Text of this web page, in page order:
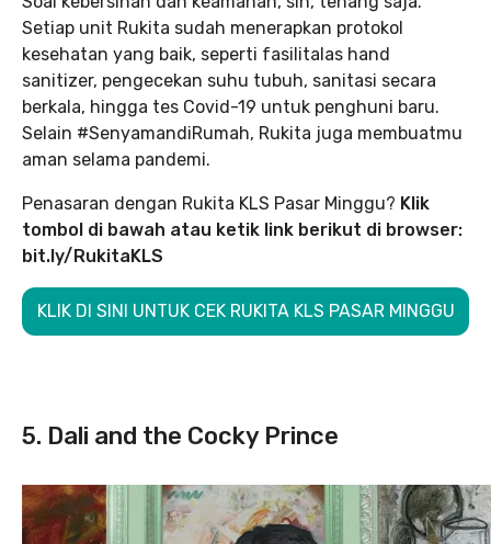
Setiap unit Rukita sudah menerapkan protokol
kesehatan yang baik, seperti fasilitalas hand
sanitizer, pengecekan suhu tubuh, sanitasi secara
berkala, hingga tes Covid-19 untuk penghuni baru.
Selain #SenyamandiRumah, Rukita juga membuatmu
aman selama pandemi.
Penasaran dengan Rukita KLS Pasar Minggu? Klik
tombol di bawah atau ketik link berikut di browser:
bit.ly/RukitaKLS
KLIK DI SINI UNTUK CEK RUKITA KLS PASAR MINGGU
5. Dali and the Cocky Prince